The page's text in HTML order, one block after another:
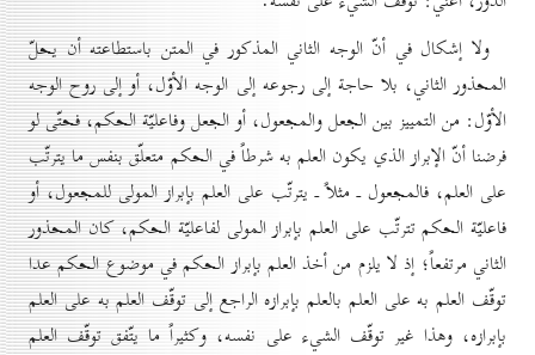
ولا إشكال في أنّ الوجه الثاني المذكور في المتن باستطاعته أن يحلّ
المحذور الثاني، بلا حاجة إلى رجوعه إلى الوجه الأوّل، أو إلى روح الوجه
الأوّل: من التمييز بين الجعل والمجعول، أو الجعل وفاعليّة الحكم، فحتّى لو
فرضنا أنّ الإبراز الذي يكون العلم به شرطاً في الحكم متعلّق بنفس ما يترتّب
على العلم، فالمجعول ـ مثلاً ـ يترتّب على العلم بإبراز المولى للمجعول، أو
فاعليّة الحكم تترتّب على العلم بإبراز المولى لفاعليّة الحكم، كان المحذور
الثاني مرتفعاً؛ إذ لا يلزم من أخذ العلم بإبراز الحكم في موضوع الحكم عدا
توقّف العلم به على العلم بالعلم بإبرازه الراجع إلى توقّف العلم به على العلم
بإبرازه، وهذا غير توقّف الشيء على نفسه، وكثيراً ما يتّفق توقّف العلم